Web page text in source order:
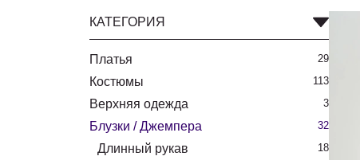
КАТЕГОРИЯ
Платья 29
Костюмы 113
Верхняя одежда 3
Блузки / Джемпера 32
Длинный рукав 18